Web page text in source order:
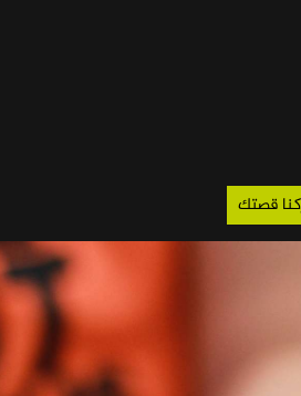
قصتك